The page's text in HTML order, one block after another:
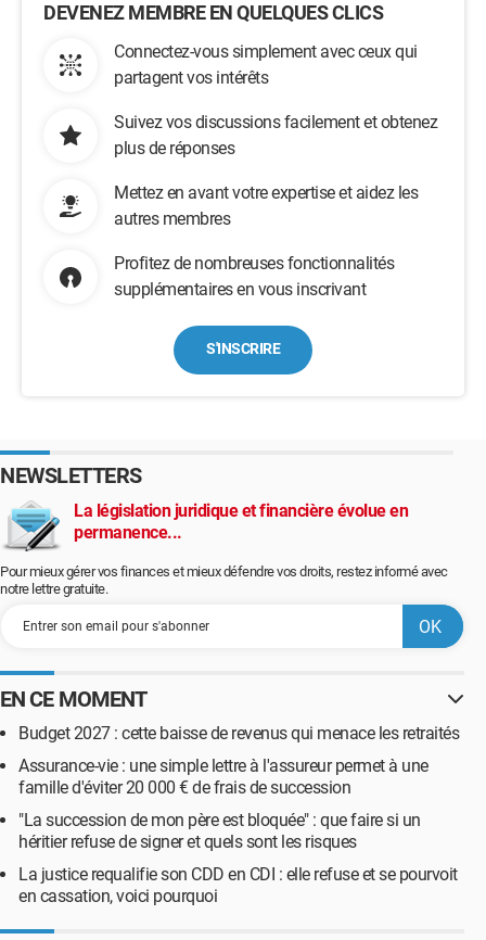
DEVENEZ MEMBRE EN QUELQUES CLICS
Connectez-vous simplement avec ceux qui
partagent vos intérêts
Suivez vos discussions facilement et obtenez
plus de réponses
Mettez en avant votre expertise et aidez les
autres membres
Profitez de nombreuses fonctionnalités
supplémentaires en vous inscrivant
S'INSCRIRE
NEWSLETTERS
La législation juridique et financière évolue en
permanence...
Pour mieux gérer vos finances et mieux défendre vos droits, restez informé avec
notre lettre gratuite.
EN CE MOMENT
Budget 2027 : cette baisse de revenus qui menace les retraités
Assurance-vie : une simple lettre à l'assureur permet à une
famille d'éviter 20 000 € de frais de succession
"La succession de mon père est bloquée" : que faire si un
héritier refuse de signer et quels sont les risques
La justice requalifie son CDD en CDI : elle refuse et se pourvoit
en cassation, voici pourquoi